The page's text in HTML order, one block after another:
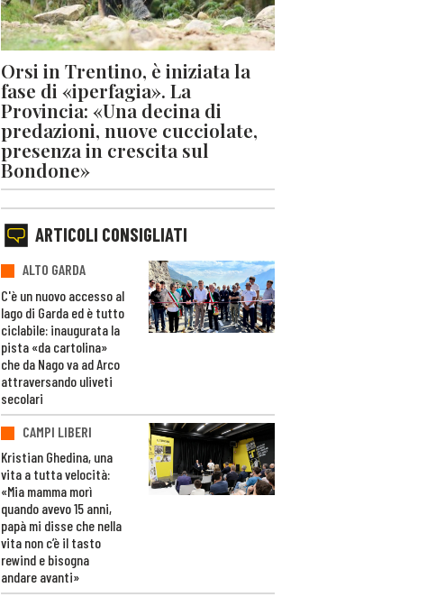
Orsi in Trentino, è iniziata la
fase di «iperfagia». La
Provincia: «Una decina di
predazioni, nuove cucciolate,
presenza in crescita sul
Bondone»
ARTICOLI CONSIGLIATI
ALTO GARDA
C'è un nuovo accesso al
lago di Garda ed è tutto
ciclabile: inaugurata la
pista «da cartolina»
che da Nago va ad Arco
attraversando uliveti
secolari
CAMPI LIBERI
Kristian Ghedina, una
vita a tutta velocità:
«Mia mamma morì
quando avevo 15 anni,
papà mi disse che nella
vita non c’è il tasto
rewind e bisogna
andare avanti»